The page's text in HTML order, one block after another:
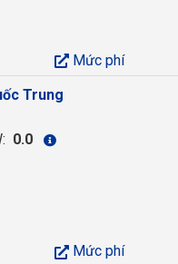
Mức phí
Trung
0.0
Mức phí